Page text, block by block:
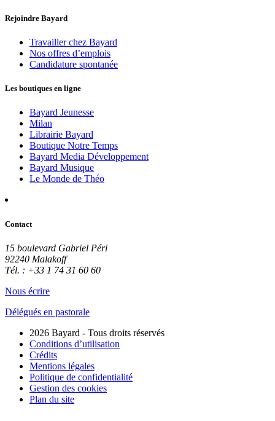
Rejoindre Bayard
Travailler chez Bayard
Nos offres d’emplois
Candidature spontanée
Les boutiques en ligne
Bayard Jeunesse
Milan
Librairie Bayard
Boutique Notre Temps
Bayard Media Développement
Bayard Musique
Le Monde de Théo
Contact
15 boulevard Gabriel Péri
92240 Malakoff
Tél. : +33 1 74 31 60 60
Nous écrire
Délégués en pastorale
2026 Bayard - Tous droits réservés
Conditions d’utilisation
Crédits
Mentions légales
Politique de confidentialité
Gestion des cookies
Plan du site